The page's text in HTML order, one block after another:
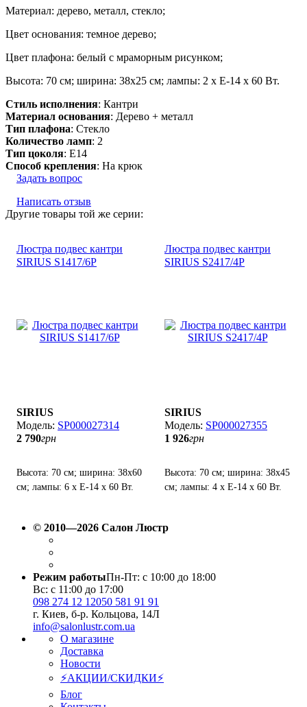
Материал: дерево, металл, стекло;
Цвет основания: темное дерево;
Цвет плафона: белый с мраморным рисунком;
Высота: 70 см; ширина: 38х25 см; лампы: 2 х Е-14 х 60 Вт.
Стиль исполнения: Кантри
Материал основания: Дерево + металл
Тип плафона: Стекло
Количество ламп: 2
Тип цоколя: E14
Способ крепления: На крюк
Задать вопрос
Написать отзыв
Другие товары той же серии:
Люстра подвес кантри
SIRIUS S1417/6P
SIRIUS
SP000027314
2 790грн
Высота: 70 см; ширина: 38х60
см; лампы: 6 х Е-14 х 60 Вт.
Люстра подвес кантри
SIRIUS S2417/4P
SIRIUS
SP000027355
1 926грн
Высота: 70 см; ширина: 38х45
см; лампы: 4 х Е-14 х 60 Вт.
© 2010—2026 Салон Люстр
Режим работыПн-Пт: с 10:00 до 18:00
Вс: с 11:00 до 17:00
098 274 12 12050 581 91 91
г. Киев, б-р. Кольцова, 14Л
info@salonlustr.com.ua
О магазине
Доставка
Новости
⚡АКЦИИ/СКИДКИ⚡
Блог